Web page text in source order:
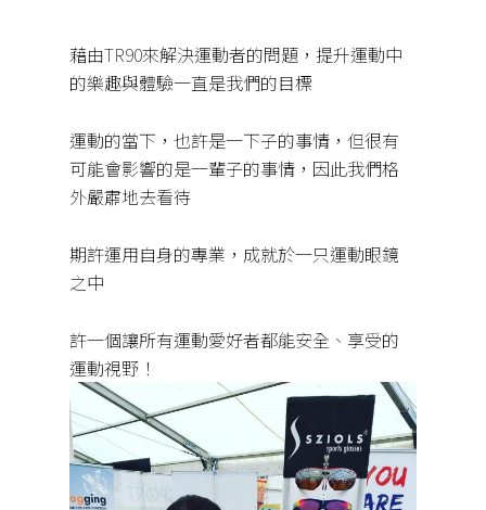
藉由TR90來解決運動者的問題，提升運動中
的樂趣與體驗一直是我們的目標
運動的當下，也許是一下子的事情，但很有
可能會影響的是一輩子的事情，因此我們格
外嚴肅地去看待
期許運用自身的專業，成就於一只運動眼鏡
之中
許一個讓所有運動愛好者都能安全、享受的
運動視野！